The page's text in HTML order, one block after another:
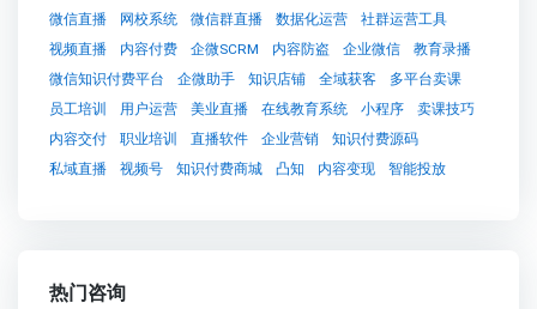
微信直播
网校系统 微信群直播 数据化运营
社群运营工具
视频直播
内容付费 企微SCRM 内容防盗 企业微信
教育录播
微信知识付费平台
企微助手 知识店铺 全域获客
多平台卖课
员工培训
用户运营 美业直播 在线教育系统 小程序
卖课技巧
内容交付
职业培训 直播软件 企业营销
知识付费源码
私域直播
视频号 知识付费商城 凸知 内容变现 智能投放
热门咨询